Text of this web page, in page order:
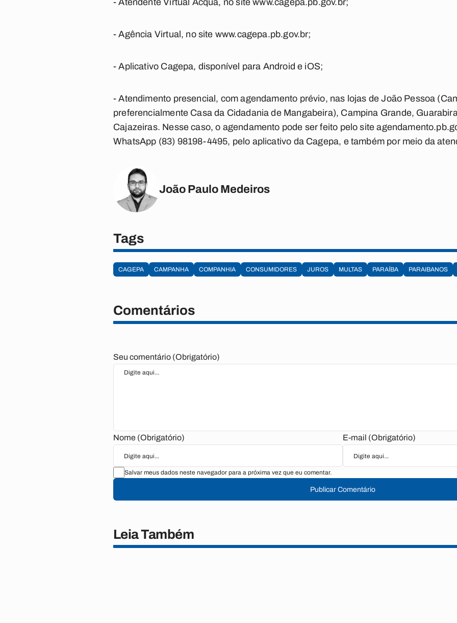
- Atendente Virtual Acqua, no site www.cagepa.pb.gov.br;
- Agência Virtual, no site www.cagepa.pb.gov.br;
- Aplicativo Cagepa, disponível para Android e iOS;
- Atendimento presencial, com agendamento prévio, nas lojas de João Pessoa
preferencialmente Casa da Cidadania de Mangabeira), Campina Grande,
Cajazeiras. Nesse caso, o agendamento pode ser feito pelo site
WhatsApp (83) 98198-4495, pelo aplicativo da Cagepa, e também por meio da
João Paulo Medeiros
Tags
CAGEPA CAMPANHA COMPANHIA CONSUMIDORES JUROS MULTAS PARAÍBA PARAIBANOS
Comentários
Seu comentário (Obrigatório)
Nome (Obrigatório) E-mail (Obrigatório)
Salvar meus dados neste navegador para a próxima vez que eu comentar.
Publicar Comentário
Leia Também